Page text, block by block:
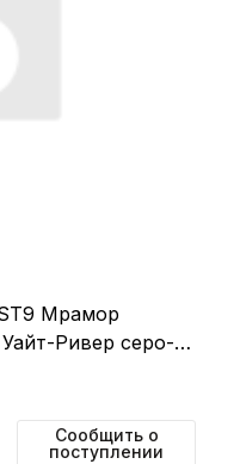
Мрамор
Ривер серо-
Сообщить о
поступлении